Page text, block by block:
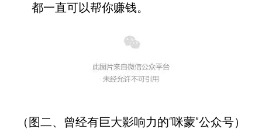
都一直可以帮你赚钱。
（图二、曾经有巨大影响力的“咪蒙”公众号）